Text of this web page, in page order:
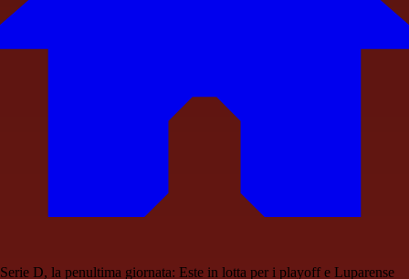
Serie D, la penultima giornata: Este in lotta per i playoff e Luparense